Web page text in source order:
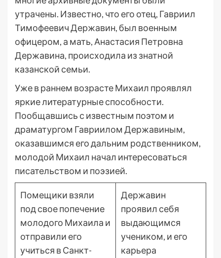
утрачены. Известно, что его отец, Гавриил
Тимофеевич Державин, был военным
офицером, а мать, Анастасия Петровна
Державина, происходила из знатной
казанской семьи.
Уже в раннем возрасте Михаил проявлял
яркие литературные способности.
Пообщавшись с известным поэтом и
драматургом Гавриилом Державиным,
оказавшимся его дальним родственником,
молодой Михаил начал интересоваться
писательством и поэзией.
Помещики взяли
под свое попечение
молодого Михаила и
отправили его
учиться в Санкт-
Державин
проявил себя
выдающимся
учеником, и его
карьера